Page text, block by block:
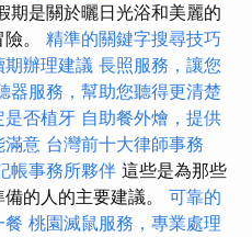
期是關於曬日光浴和美麗的
。 精準的關鍵字搜尋技巧
期辦理建議 長照服務，讓您
器服務，幫助您聽得更清楚
是否植牙 自助餐外燴，提供
滿意 台灣前十大律師事務
帳事務所夥伴 這些是為那些
的人的主要建議。 可靠的
餐 桃園滅鼠服務，專業處理